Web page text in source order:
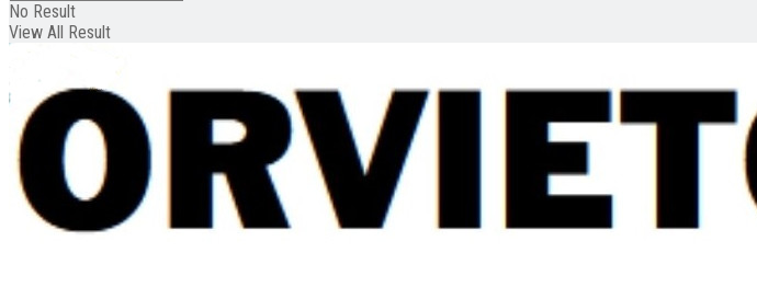
No Result
View All Result